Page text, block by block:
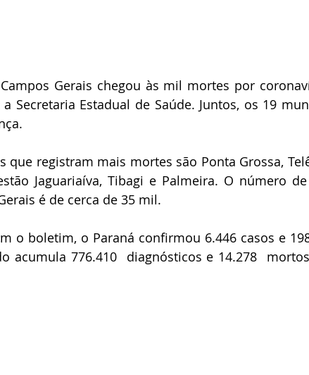
Gerais chegou às mil mortes por
a Secretaria Estadual de Saúde. Juntos, os 19
que registram mais mortes são Ponta Grossa,
Jaguariaíva, Tibagi e Palmeira. O número
é de cerca de 35 mil.
o boletim, o Paraná confirmou 6.446 casos e
acumula 776.410  diagnósticos e 14.278